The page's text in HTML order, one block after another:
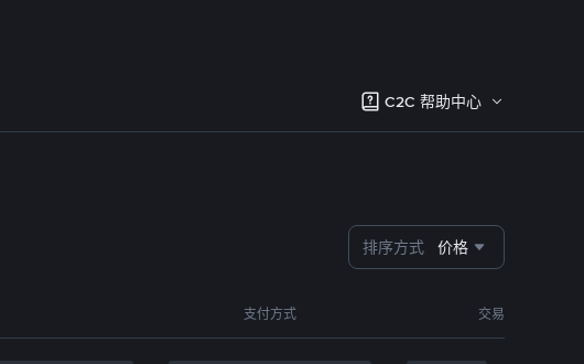
C2C 帮助中心
排序方式 价格
支付方式 交易